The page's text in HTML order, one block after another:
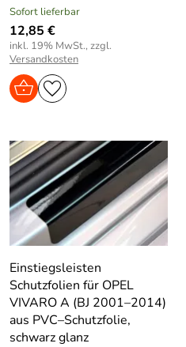
Sofort lieferbar
12,85 €
inkl. 19% MwSt., zzgl.
Versandkosten
Einstiegsleisten
Schutzfolien für OPEL
VIVARO A (BJ 2001–2014)
aus PVC–Schutzfolie,
schwarz glanz